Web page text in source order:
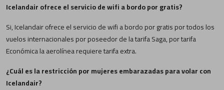
Icelandair ofrece el servicio de wifi a bordo por gratis?
Si, Icelandair ofrece el servicio de wifi a bordo por gratis por todos los
vuelos internacionales por poseedor de la tarifa Saga, por tarifa
Económica la aerolínea requiere tarifa extra.
¿Cuál es la restricción por mujeres embarazadas para volar con
Icelandair?